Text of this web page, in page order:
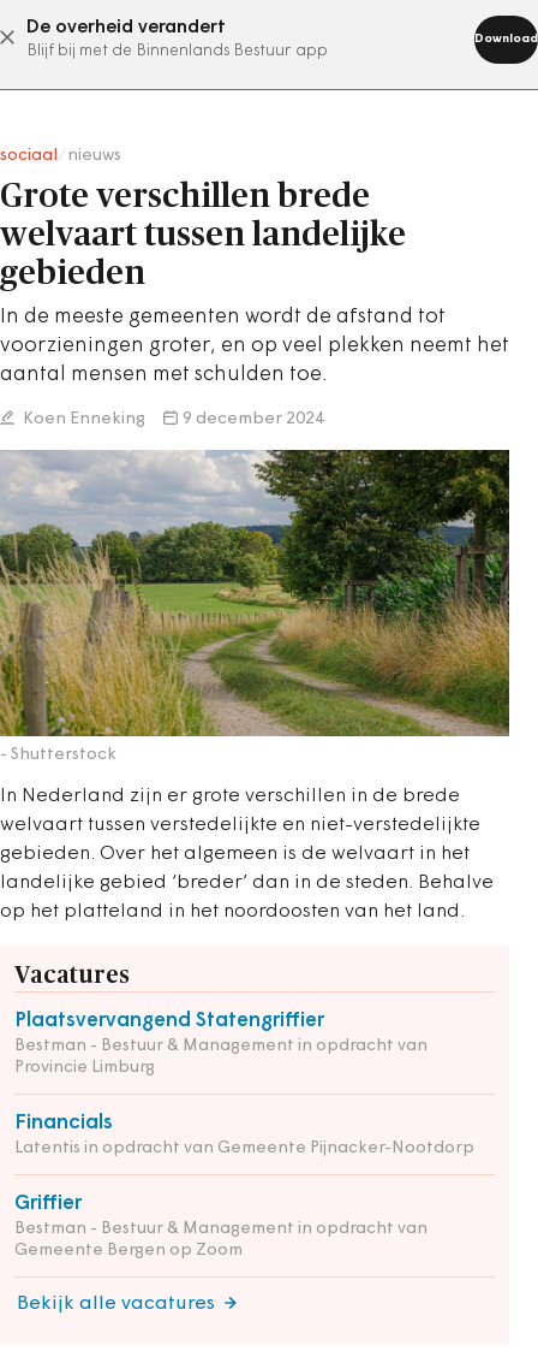
De overheid verandert
Blijf bij met de Binnenlands Bestuur app
Download
abonneer nu
sociaal nieuws
Grote verschillen brede
welvaart tussen landelijke
gebieden
In de meeste gemeenten wordt de afstand tot
voorzieningen groter, en op veel plekken neemt het
aantal mensen met schulden toe.
Koen Enneking 9 december 2024
- Shutterstock
In Nederland zijn er grote verschillen in de brede
welvaart tussen verstedelijkte en niet-verstedelijkte
gebieden. Over het algemeen is de welvaart in het
landelijke gebied ‘breder’ dan in de steden. Behalve
op het platteland in het noordoosten van het land.
Vacatures
Plaatsvervangend Statengriffier
Bestman - Bestuur & Management in opdracht van
Provincie Limburg
Financials
Latentis in opdracht van Gemeente Pijnacker-Nootdorp
Griffier
Bestman - Bestuur & Management in opdracht van
Gemeente Bergen op Zoom
Bekijk alle vacatures